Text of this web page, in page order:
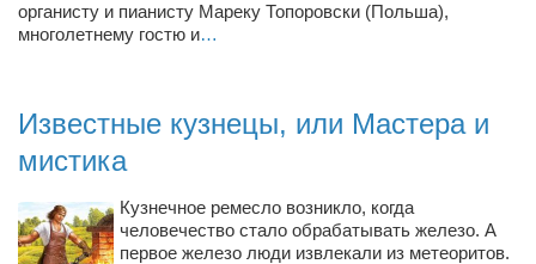
Бизнес-партнёры
Косметологическое отделение КП Сумская
Оптика — Медтехника
Тенториум -центр независимых дистрибьюторов
органисту и пианисту Мареку Топоровски (Польша),
многолетнему гостю и…
Известные кузнецы, или Мастера и
мистика
Кузнечное ремесло возникло, когда
человечество стало обрабатывать железо. А
первое железо люди извлекали из метеоритов.